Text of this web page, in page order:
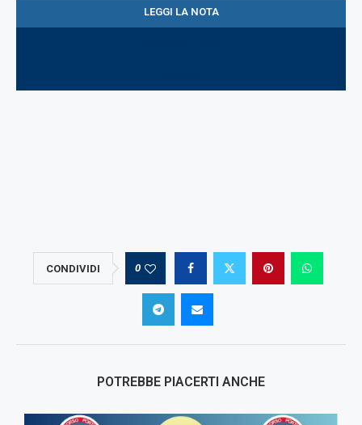
LEGGI LA NOTA
CONDIVIDI 0
POTREBBE PIACERTI ANCHE